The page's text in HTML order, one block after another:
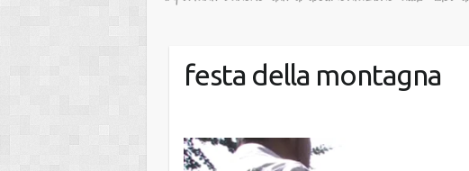
festa della montagna